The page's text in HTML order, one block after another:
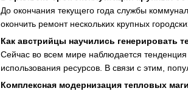
До окончания текущего года службы
окончить ремонт нескольких крупных
Как австрийцы научились генерировать
Сейчас во всем мире наблюдается
использования ресурсов. В связи с этим,
Комплексная модернизация тепловых